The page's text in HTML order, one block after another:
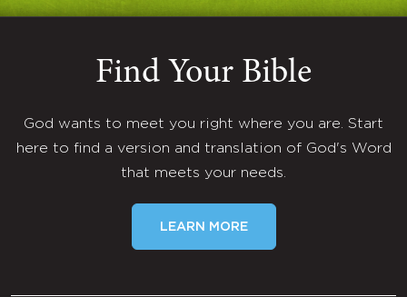
Find Your Bible
God wants to meet you right where you are. Start
here to find a version and translation of God's Word
that meets your needs.
LEARN MORE